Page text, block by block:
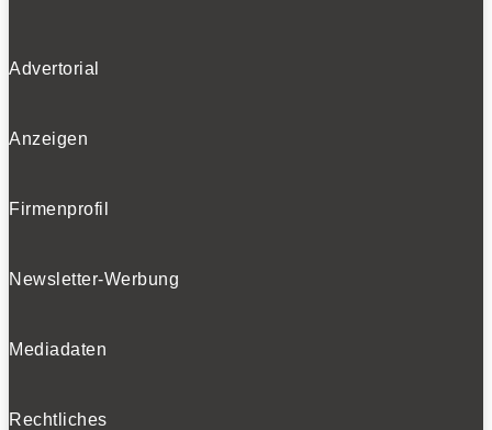
Advertorial
Anzeigen
Firmenprofil
Newsletter-Werbung
Mediadaten
Rechtliches